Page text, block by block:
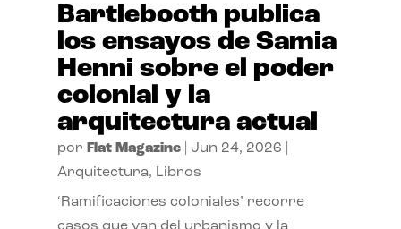
Bartlebooth publica
los ensayos de Samia
Henni sobre el poder
colonial y la
arquitectura actual
por Flat Magazine| Jun 24, 2026
Arquitectura, Libros
‘Ramificaciones coloniales’ recorre
casos que van del urbanismo y la